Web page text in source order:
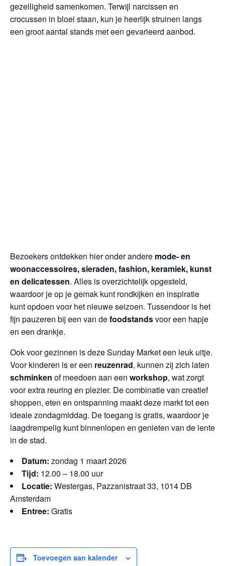
gezelligheid samenkomen. Terwijl narcissen en
crocussen in bloei staan, kun je heerlijk struinen langs
een groot aantal stands met een gevarieerd aanbod.
Bezoekers ontdekken hier onder andere mode- en
woonaccessoires, sieraden, fashion, keramiek, kunst
en delicatessen. Alles is overzichtelijk opgesteld,
waardoor je op je gemak kunt rondkijken en inspiratie
kunt opdoen voor het nieuwe seizoen. Tussendoor is het
fijn pauzeren bij een van defoodstandsvoor een hapje
en een drankje.
Ook voor gezinnen is deze Sunday Market een leuk uitje.
Voor kinderen is er een reuzenrad, kunnen zij zich laten
schminken of meedoen aan een workshop, wat zorgt
voor extra reuring en plezier. De combinatie van creatief
shoppen, eten en ontspanning maakt deze markt tot een
ideale zondagmiddag. De toegang is gratis, waardoor je
laagdrempelig kunt binnenlopen en genieten van de lente
in de stad.
Datum: zondag 1 maart 2026
Tijd: 12.00 – 18.00 uur
Locatie: Westergas, Pazzanistraat 33, 1014 DB
Amsterdam
Entree: Gratis
Toevoegen aan kalender